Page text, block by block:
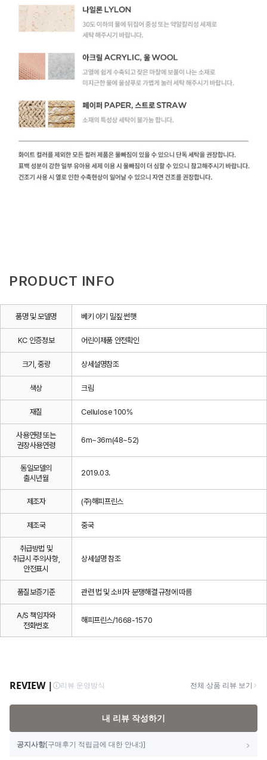
PRODUCT INFO
품명 및 모델명 베키 아기 밀짚 썬햇
KC 인증정보 어린이제품 안전확인
크기, 중량 상세설명참조
색상 크림
재질 Cellulose 100%
사용연령 또는
권장사용연령
6m~36m(48~52)
동일모델의
출시년월
2019.03.
제조자 (주)해피프린스
제조국 중국
취급방법 및
취급시 주의사항,
안전표시
상세설명 참조
품질보증기준 관련 법 및 소비자 분쟁해결 규정에 따름
A/S 책임자와
전화번호
해피프린스/1668-1570